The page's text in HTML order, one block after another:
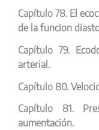
Capítulo 78. El
de la funcion
Capítulo 79.
arterial.
Capítulo 80.
Capítulo 81.
aumentación.